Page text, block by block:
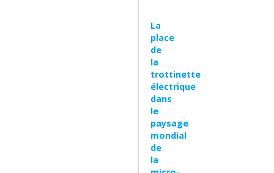
La
place
de
la
trottinette
électrique
dans
le
paysage
mondial
de
la